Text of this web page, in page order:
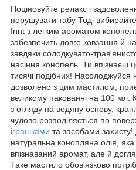
Поціновуйте релакс і
порушувати табу Тоді
Innt з легким ароматом
забезпечить довге ковзання й
завдяки солодкувато-
насіння конопель. Ти впізнаєш
тисячі подібних! Насолоджуйся
дозволено з цим мастилом,
великому пакованні на 100 мл.
з огляду на водяну основу,
чудово розподіляється по
іграшками та засобами
натуральна конопляна олія,
впізнаваний аромат, але й
Таке мастило обов'язково